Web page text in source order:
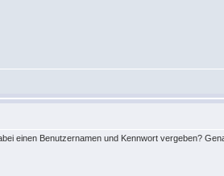
einen Benutzernamen und Kennwort vergeben?